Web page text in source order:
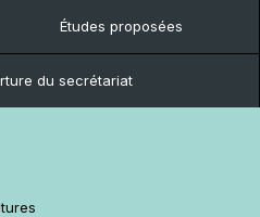
Études proposées
du secrétariat